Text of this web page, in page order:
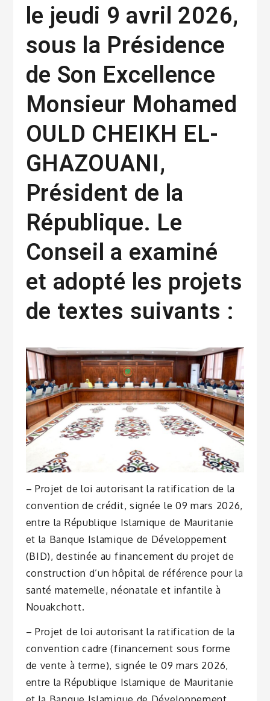
le jeudi 9 avril 2026,
sous la Présidence
de Son Excellence
Monsieur Mohamed
OULD CHEIKH EL-
GHAZOUANI,
Président de la
République. Le
Conseil a examiné
et adopté les projets
de textes suivants :
– Projet de loi autorisant la ratification de la
convention de crédit, signée le 09 mars 2026,
entre la République Islamique de Mauritanie
et la Banque Islamique de Développement
(BID), destinée au financement du projet de
construction d’un hôpital de référence pour la
santé maternelle, néonatale et infantile à
Nouakchott.
– Projet de loi autorisant la ratification de la
convention cadre (financement sous forme
de vente à terme), signée le 09 mars 2026,
entre la République Islamique de Mauritanie